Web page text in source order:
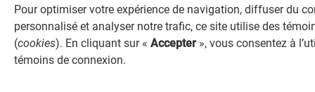
Pour optimiser votre expérience de navigation, diffuser du
personnalisé et analyser notre trafic, ce site utilise des
(cookies). En cliquant sur « Accepter », vous consentez à
témoins de connexion.